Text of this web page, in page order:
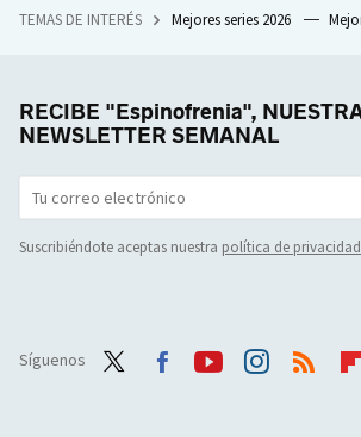
TEMAS DE INTERÉS Mejores series 2026
RECIBE "Espinofrenia",
NEWSLETTER SEMANAL
Suscribiéndote aceptas nuestra política de privacidad
Síguenos